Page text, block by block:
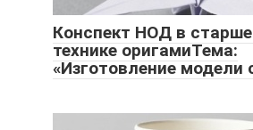
Конспект НОД в
технике оригамиТема:
«Изготовление модели